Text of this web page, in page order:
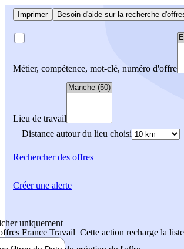
Imprimer Besoin d'aide sur la recherche
Métier, compétence, mot-clé, numéro d'offre
Lieu de travail
Distance autour du lieu choisi
Rechercherdes offres
uniquement
France Travail Cette action recharge la
Créer une alerte